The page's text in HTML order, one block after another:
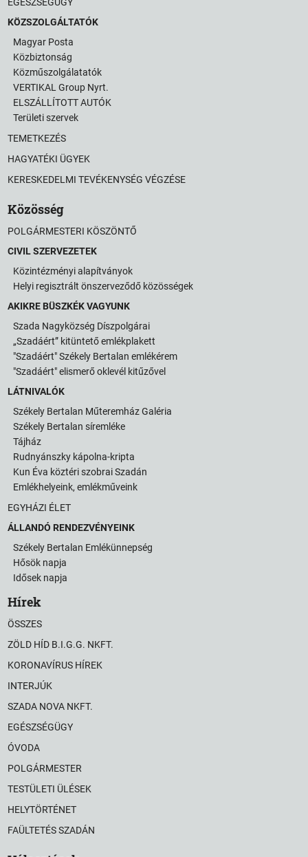
KÖZSZOLGÁLTATÓK
Magyar Posta
Közbiztonság
Közműszolgálatatók
VERTIKAL Group Nyrt.
ELSZÁLLÍTOTT AUTÓK
Területi szervek
TEMETKEZÉS
HAGYATÉKI ÜGYEK
KERESKEDELMI TEVÉKENYSÉG VÉGZÉSE
Közösség
POLGÁRMESTERI KÖSZÖNTŐ
CIVIL SZERVEZETEK
Közintézményi alapítványok
Helyi regisztrált önszerveződő közösségek
AKIKRE BÜSZKÉK VAGYUNK
Szada Nagyközség Díszpolgárai
„Szadáért” kitüntető emlékplakett
"Szadáért" Székely Bertalan emlékérem
"Szadáért" elismerő oklevél kitűzővel
LÁTNIVALÓK
Székely Bertalan Műteremház Galéria
Székely Bertalan síremléke
Tájház
Rudnyánszky kápolna-kripta
Kun Éva köztéri szobrai Szadán
Emlékhelyeink, emlékműveink
EGYHÁZI ÉLET
ÁLLANDÓ RENDEZVÉNYEINK
Székely Bertalan Emlékünnepség
Hősök napja
Idősek napja
Hírek
ÖSSZES
ZÖLD HÍD B.I.G.G. NKFT.
KORONAVÍRUS HÍREK
INTERJÚK
SZADA NOVA NKFT.
EGÉSZSÉGÜGY
ÓVODA
POLGÁRMESTER
TESTÜLETI ÜLÉSEK
HELYTÖRTÉNET
FAÜLTETÉS SZADÁN